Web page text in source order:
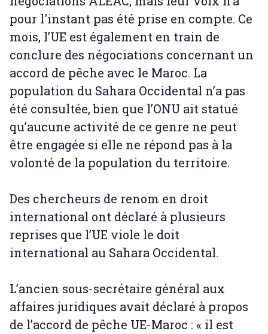
pour l'instant pas été prise en compte. Ce
mois, l’UE est également en train de
conclure des négociations concernant un
accord de pêche avec le Maroc. La
population du Sahara Occidental n’a pas
été consultée, bien que l’ONU ait statué
qu’aucune activité de ce genre ne peut
être engagée si elle ne répond pas à la
volonté de la population du territoire.
Des chercheurs de renom en droit
international ont déclaré à plusieurs
reprises que l’UE viole le doit
international au Sahara Occidental.
L’ancien sous-secrétaire général aux
affaires juridiques avait déclaré à propos
de l’accord de pêche UE-Maroc : « il est